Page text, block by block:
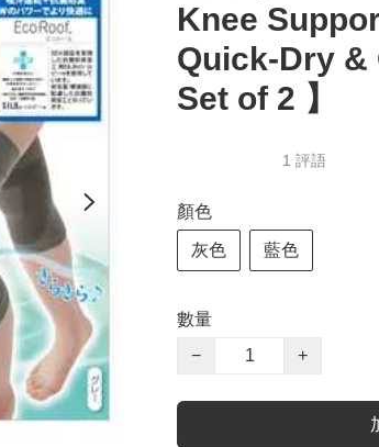
Knee
Quick-Dry &
Set of 2 】
1 評語
顏色
灰色 藍色
數量
−
+